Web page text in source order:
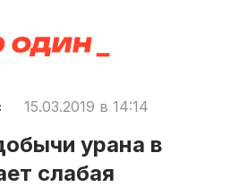
15.03.2019 в 14:14
урана в
слабая